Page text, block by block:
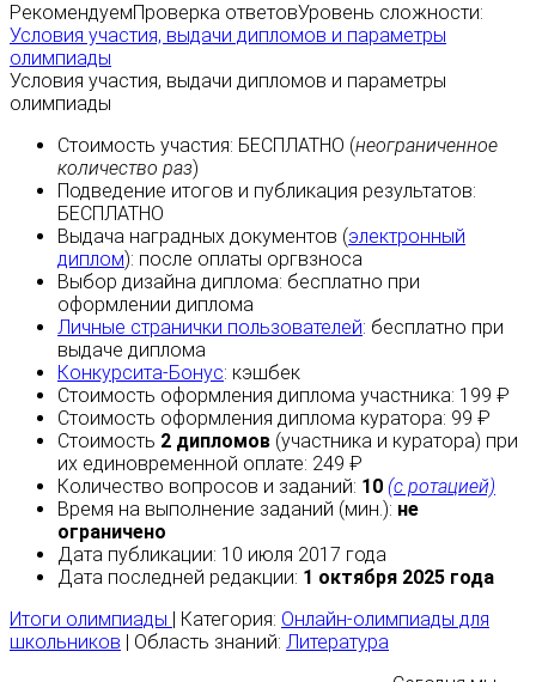
РекомендуемПроверка ответовУровень сложности:
Условия участия, выдачи дипломов и параметры
олимпиады
Условия участия, выдачи дипломов и параметры
олимпиады
Стоимость участия: БЕСПЛАТНО (неограниченное
количество раз)
Подведение итогов и публикация результатов:
БЕСПЛАТНО
Выдача наградных документов (электронный
диплом): после оплаты оргвзноса
Выбор дизайна диплома: бесплатно при
оформлении диплома
Личные странички пользователей: бесплатно при
выдаче диплома
Конкурсита-Бонус: кэшбек
Стоимость оформления диплома участника: 199 ₽
Стоимость оформления диплома куратора: 99 ₽
Стоимость 2 дипломов (участника и куратора) при
их единовременной оплате: 249 ₽
Количество вопросов и заданий: 10 (с ротацией)
Время на выполнение заданий (мин.): не
ограничено
Дата публикации: 10 июля 2017 года
Дата последней редакции: 1 октября 2025 года
Итоги олимпиады
| Категория: Онлайн-олимпиады для
школьников | Область знаний: Литература